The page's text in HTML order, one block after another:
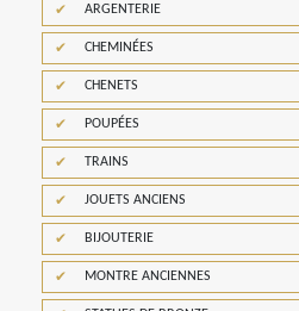
ARGENTERIE
CHEMINÉES
CHENETS
POUPÉES
TRAINS
JOUETS ANCIENS
BIJOUTERIE
MONTRE ANCIENNES